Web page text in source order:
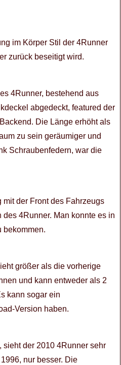
im Körper Stil der 4Runner
zurück beseitigt wird.
4Runner, bestehend aus
abgedeckt, featured der
Die Länge erhöht als
zu sein geräumiger und
Schraubenfedern, war die
mit der Front des Fahrzeugs
4Runner. Man konnte es in
bekommen.
größer als die vorherige
und kann entweder als 2
kann sogar ein
Version haben.
sieht der 2010 4Runner sehr
nur besser. Die